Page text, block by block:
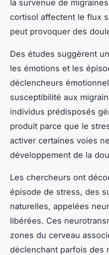
la survenue de
cortisol affectent le flux
peut provoquer des
Des études suggèrent
les émotions et les
déclencheurs
susceptibilité aux
individus prédisposés
produit parce que le
activer certaines voies
développement de la
Les chercheurs ont
épisode de stress, des
naturelles, appelées
libérées. Ces
zones du cerveau
déclenchant parfois des